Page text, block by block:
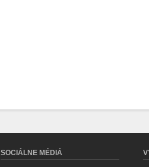
SOCIÁLNE MÉDIÁ